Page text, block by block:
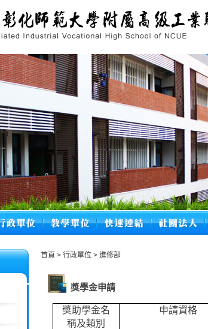
首頁 > 行政單位 > 進修部
獎學金申請
獎助學金名
稱及類別
申請資格